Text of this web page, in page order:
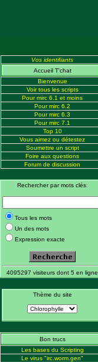
Vos identifiants
Accueil T'chat
Bienvenue
Voir tous les scripts
Pour mirc 6.1 et moins
Pour mirc 6.2
Pour mirc 6.3
Pour mirc 7.1
Top 10
Vous aimez ou détestez
Soumettre un script
Foire aux questions
Forum de discussion
Rechercher par mots clés:
Tous les mots
Un des mots
Expression exacte
4095297 visiteurs dont 5 en ligne
Thème du site
Bon trucs
Les bases du Scripting
Le virus "irc.worm.gen"